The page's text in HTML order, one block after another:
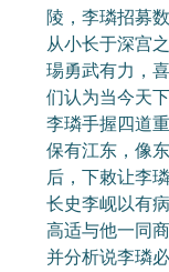
陵，李璘招募
从小长于深宫
瑒勇武有力，
们认为当今天
李璘手握四道
保有江东，像
后，下敕让李
长史李岘以有
高适与他一同
并分析说李璘必